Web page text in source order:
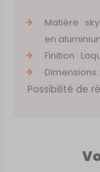
Matière :
en
Finition :
Dimensions
Possibilité de